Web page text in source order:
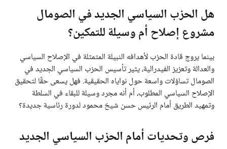
هل الحزب السياسي الجديد في الصومال
مشروع إصلاح أم وسيلة للتمكين؟
بينما يروج قادة الحزب لأهدافه النبيلة المتمثلة في الإصلاح السياسي
والعدالة وتعزيز الفيدرالية، يثير تأسيس الحزب السياسي الجديد في
الصومال تساؤلات واسعة حول نواياه الحقيقية. فهل يسعى حقًا لتحقيق
الإصلاح السياسي المطلوب، أم أنه مجرد وسيلة للبقاء في السلطة
وتمهيد الطريق أمام الرئيس حسن شيخ محمود لدورة رئاسية جديدة؟
فرص وتحديات أمام الحزب السياسي الجديد